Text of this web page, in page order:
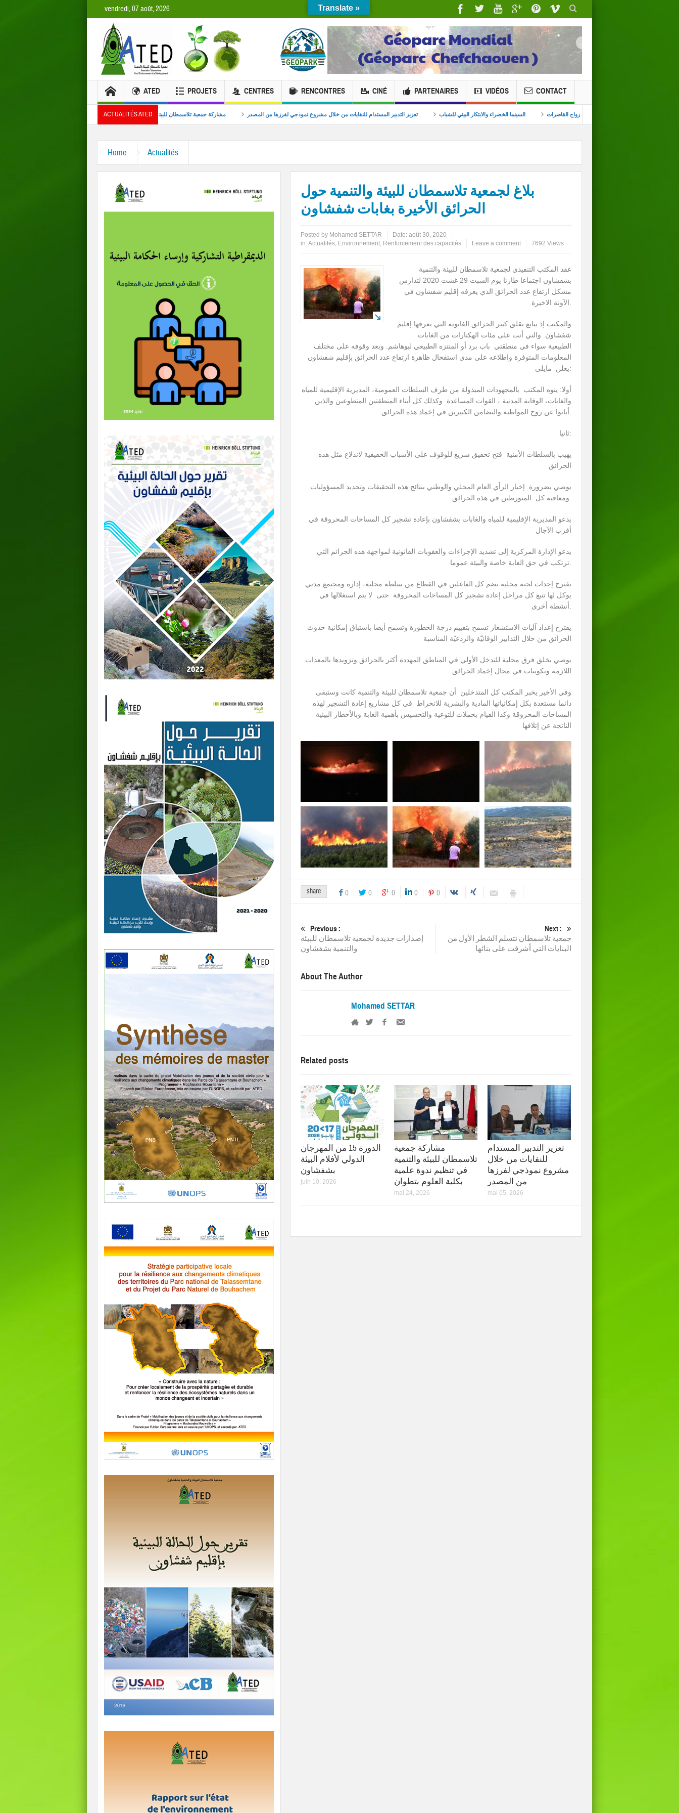
vendredi, 07 août, 2026
ATED PROJETS CENTRES RENCONTRES CINÉ PARTENAIRES VIDÉOS CONTACT
ACTUALITÉS ATED
مشاركة جمعية تلاسمطان للبيئة والتنمية في تنظيم ندوة علمية بكلية العلوم تعزيز التدبير المستدام للنفايات من خلال مشروع نموذجي لفرزها من المصدر السينما الخضراء والابتكار البيئي للشباب تلاسمطان للبيئة والتنمية بندوة بطنجة بمداخلة حول ظاهرة زواج القاصرات
Home Actualités
بلاغ لجمعية تلاسمطان للبيئة والتنمية حول
الحرائق الأخيرة بغابات شفشاون
Posted by Mohamed SETTAR Date: août 30, 2020
in:Actualités, Environnement, Renforcement des capacités Leave a comment 7692 Views
عقد المكتب التنفيذي لجمعية تلاسمطان للبيئة والتنمية
بشفشاون اجتماعا طارئا يوم السبت 29 غشت 2020 لتدارس
مشكل ارتفاع عدد الحرائق الذي يعرفه إقليم شفشاون في
والمكتب إذ يتابع بقلق كبير الحرائق الغابوية التي يعرفها إقليم
شفشاون والتي أتت على مئات الهكتارات من الغابات
الطبيعية سواء في منطقتي باب برد أو المنتزه الطبيعي لبوهاشم. وبعد وقوفه على مختلف
المعلومات المتوفرة واطلاعه على مدى استفحال ظاهرة ارتفاع عدد الحرائق بإقليم شفشاون
يعلن مايلي:
أولا: ينوه المكتب بالمجهودات المبذولة من طرف السلطات العمومية، المديرية الإقليمية للمياه
والغابات، الوقاية المدنية ، القوات المساعدة وكذلك كل أبناء المنطقتين المتطوعين والذين
ثانيا:
يهيب بالسلطات الأمنية فتح تحقيق سريع للوقوف على الأسباب الحقيقية لاندلاع مثل هذه
الحرائق
يوصي بضرورة إخبار الرأي العام المحلي والوطني بنتائج هذه التحقيقات وتحديد المسؤوليات
يدعو المديرية الإقليمية للمياه والغابات بشفشاون بإعادة تشجير كل المساحات المحروقة في
أقرب الآجال
يدعو الإدارة المركزية إلى تشديد الإجراءات والعقوبات القانونية لمواجهة هذه الجرائم التي
يقترح إحداث لجنة محلية تضم كل الفاعلين في القطاع من سلطة محلية، إدارة ومجتمع مدني
يوكل لها تتبع كل مراحل إعادة تشجير كل المساحات المحروقة حتى لا يتم استغلالها في
يقترح إعداد آليات الاستشعار تسمح بتقييم درجة الخطورة وتسمح أيضا باستباق إمكانية حدوث
الحرائق من خلال التدابير الوقائيّة والردعيّة المناسبة
يوصي بخلق فرق محلية للتدخل الأولي في المناطق المهددة أكثر بالحرائق وتزويدها بالمعدات
اللازمة وتكوينات في مجال إخماد الحرائق
دائما مستعدة بكل إمكانياتها المادية والبشرية للانخراط في كل مشاريع إعادة التشجير لهذه
المساحات المحروقة وكذا القيام بحملات للتوعية والتحسيس بأهمية الغابة وبالأخطار البيئية
الناتجة عن إتلافها
share 0 0 0 0 0
Previous :
إصدارات جديدة لجمعية تلاسمطان للبيئة
والتنمية بشفشاون
Next :
جمعية تلاسمطان تتسلم الشطر الأول من
البنايات التي أشرفت على بنائها
About The Author
Mohamed SETTAR
Related posts
الدورة 15 من المهرجان
الدولي لأفلام البيئة
بشفشاون
juin 10, 2026
مشاركة جمعية
تلاسمطان للبيئة والتنمية
في تنظيم ندوة علمية
بكلية العلوم بتطوان
mai 24, 2026
تعزيز التدبير المستدام
للنفايات من خلال
مشروع نموذجي لفرزها
من المصدر
mai 05, 2026
Translate »